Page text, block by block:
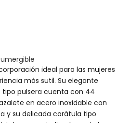
ideal para las mujeres
más sutil. Su elegante
tipo pulsera cuenta con 44
en acero inoxidable con
y su delicada carátula tipo